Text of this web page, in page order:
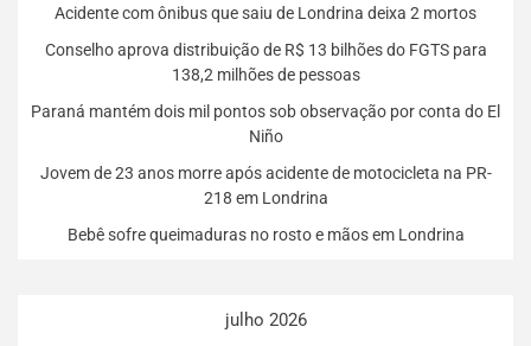
Acidente com ônibus que saiu de Londrina deixa 2 mortos
Conselho aprova distribuição de R$ 13 bilhões do FGTS para
138,2 milhões de pessoas
Paraná mantém dois mil pontos sob observação por conta do El
Niño
Jovem de 23 anos morre após acidente de motocicleta na PR-
218 em Londrina
Bebê sofre queimaduras no rosto e mãos em Londrina
julho 2026